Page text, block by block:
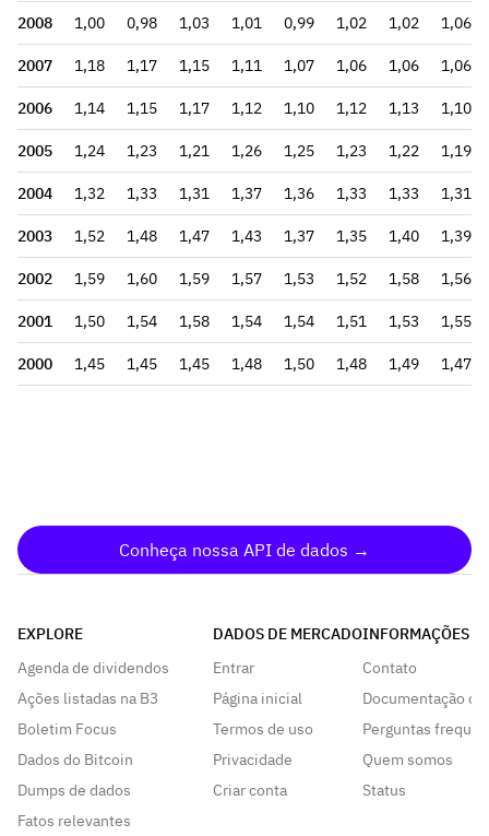
2008 1,00 0,98 1,03 1,01 0,99 1,02 1,02 1,06
2007 1,18 1,17 1,15 1,11 1,07 1,06 1,06 1,06
2006 1,14 1,15 1,17 1,12 1,10 1,12 1,13 1,10
2005 1,24 1,23 1,21 1,26 1,25 1,23 1,22 1,19
2004 1,32 1,33 1,31 1,37 1,36 1,33 1,33 1,31
2003 1,52 1,48 1,47 1,43 1,37 1,35 1,40 1,39
2002 1,59 1,60 1,59 1,57 1,53 1,52 1,58 1,56
2001 1,50 1,54 1,58 1,54 1,54 1,51 1,53 1,55
2000 1,45 1,45 1,45 1,48 1,50 1,48 1,49 1,47
Conheça nossa API de dados →
EXPLORE
Agenda de dividendos
Ações listadas na B3
Boletim Focus
Dados do Bitcoin
Dumps de dados
Fatos relevantes
DADOS DE MERCADO
Entrar
Página inicial
Termos de uso
Privacidade
Criar conta
INFORMAÇÕES
Contato
Documentação da
Perguntas
Quem somos
Status